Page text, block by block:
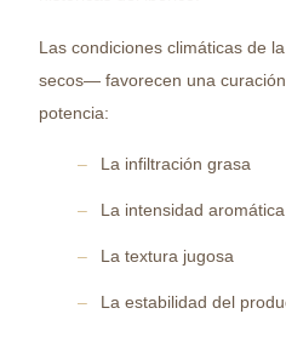
Las condiciones climáticas de
secos— favorecen una
potencia:
La infiltración grasa
La intensidad aromática
La textura jugosa
La estabilidad del